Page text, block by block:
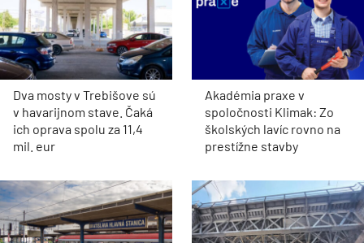
Dva mosty v Trebišove sú
v havarijnom stave. Čaká
ich oprava spolu za 11,4
mil. eur
Akadémia praxe v
spoločnosti Klimak: Zo
školských lavíc rovno na
prestížne stavby